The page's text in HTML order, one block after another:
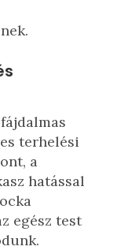
terhelési
a
hatással
egész test